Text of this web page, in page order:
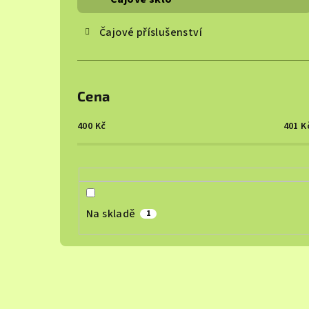
Čajové příslušenství
Cena
400 Kč 401
Na skladě 1